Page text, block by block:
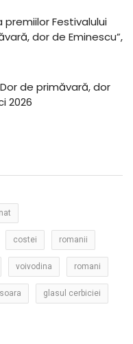
Festivalului
dor de Eminescu”,
de primăvară, dor
2026
costei romanii
voivodina romani
glasul cerbiciei